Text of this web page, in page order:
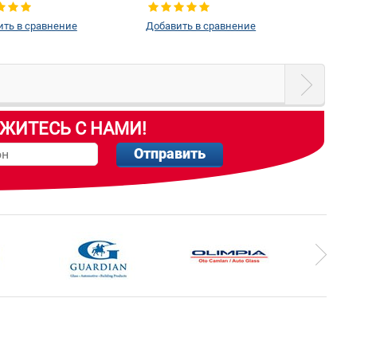
в сравнение
Тип стекла:Боковое стекло
левое
Добавить в сравнение
С НАМИ!
Отправить